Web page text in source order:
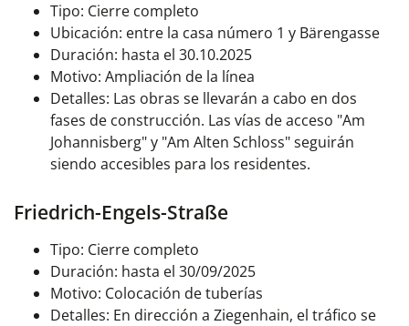
Tipo: Cierre completo
Ubicación: entre la casa número 1 y Bärengasse
Duración: hasta el 30.10.2025
Motivo: Ampliación de la línea
Detalles: Las obras se llevarán a cabo en dos
fases de construcción. Las vías de acceso "Am
Johannisberg" y "Am Alten Schloss" seguirán
siendo accesibles para los residentes.
Friedrich-Engels-Straße
Tipo: Cierre completo
Duración: hasta el 30/09/2025
Motivo: Colocación de tuberías
Detalles: En dirección a Ziegenhain, el tráfico se